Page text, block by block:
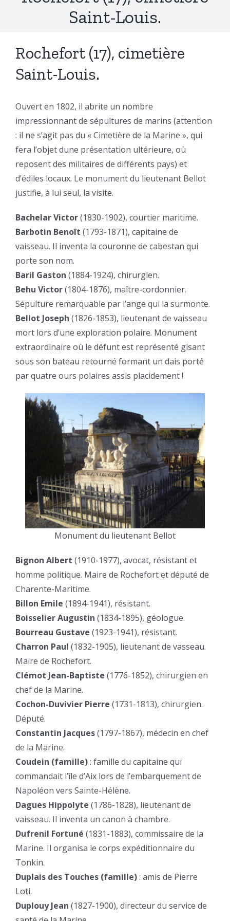
Saint-Louis.
Rochefort (17), cimetière
Saint-Louis.
Ouvert en 1802, il abrite un nombre
impressionnant de sépultures de marins (attention
: il ne s’agit pas du « Cimetière de la Marine », qui
fera l’objet dune présentation ultérieure, où
reposent des militaires de différents pays) et
d’édiles locaux. Le monument du lieutenant Bellot
justifie, à lui seul, la visite.
Bachelar Victor(1830-1902), courtier maritime.
Barbotin Benoît (1793-1871), capitaine de
vaisseau. Il inventa la couronne de cabestan qui
porte son nom.
Baril Gaston (1884-1924), chirurgien.
Behu Victor(1804-1876), maître-cordonnier.
Sépulture remarquable par l’ange qui la surmonte.
Bellot Joseph (1826-1853), lieutenant de vaisseau
mort lors d’une exploration polaire. Monument
extraordinaire où le défunt est représenté gisant
sous son bateau retourné formant un dais porté
par quatre ours polaires assis placidement !
Monument du lieutenant Bellot
Bignon Albert (1910-1977), avocat, résistant et
homme politique. Maire de Rochefort et député de
Charente-Maritime.
Billon Emile (1894-1941), résistant.
Boisselier Augustin (1834-1895), géologue.
Bourreau Gustave (1923-1941), résistant.
Charron Paul (1832-1905), lieutenant de vasseau.
Maire de Rochefort.
Clémot Jean-Baptiste (1776-1852), chirurgien en
chef de la Marine.
Cochon-Duvivier Pierre (1731-1813), chirurgien.
Député.
Constantin Jacques(1797-1867), médecin en chef
de la Marine.
Coudein (famille): famille du capitaine qui
commandait l’île d’Aix lors de l’embarquement de
Napoléon vers Sainte-Hélène.
Dagues Hippolyte (1786-1828), lieutenant de
vaisseau. Il inventa un canon à chambre.
Dufrenil Fortuné (1831-1883), commissaire de la
Marine. Il organisa le corps expéditionnaire du
Tonkin.
Duplais des Touches (famille): amis de Pierre
Loti.
Duplouy Jean (1827-1900), directeur du service de